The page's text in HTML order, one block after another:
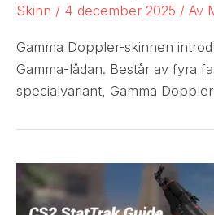
Skinn / 4 december 2025 / Av
Gamma Doppler-skinnen
Gamma-lådan. Består av fyra
specialvariant, Gamma